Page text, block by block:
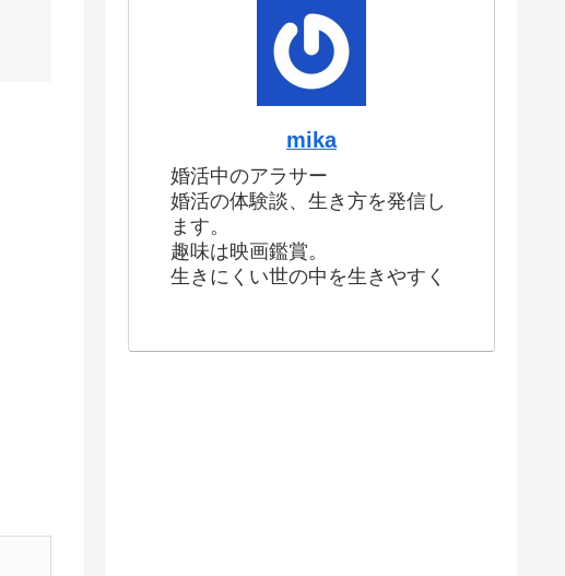
mika
婚活中のアラサー
婚活の体験談、生き方を発信し
ます。
趣味は映画鑑賞。
生きにくい世の中を生きやすく